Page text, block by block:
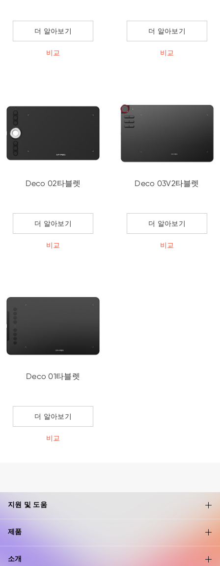
더 알아보기
비교
더 알아보기
비교
Deco 02타블렛
더 알아보기
비교
Deco 03V2타블렛
더 알아보기
비교
Deco 01타블렛
더 알아보기
비교
지원 및 도움
제품
소개